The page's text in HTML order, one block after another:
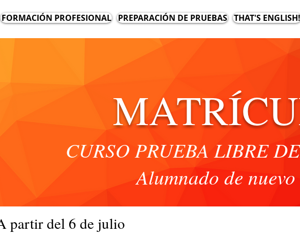
FORMACIÓN PROFESIONAL PREPARACIÓN DE PRUEBAS THAT'S ENGLISH!
CURSO PRUEBA LIBRE
Alumnado de
partir del 6 de julio